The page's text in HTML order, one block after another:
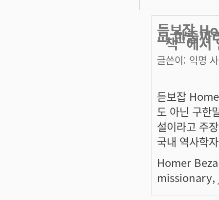
듣보잡
그 한줄짜
"책"에서
글쓴이: 익명
듣보잡
도 아닌 구한
설이라고 주
국내 역사학
Homer